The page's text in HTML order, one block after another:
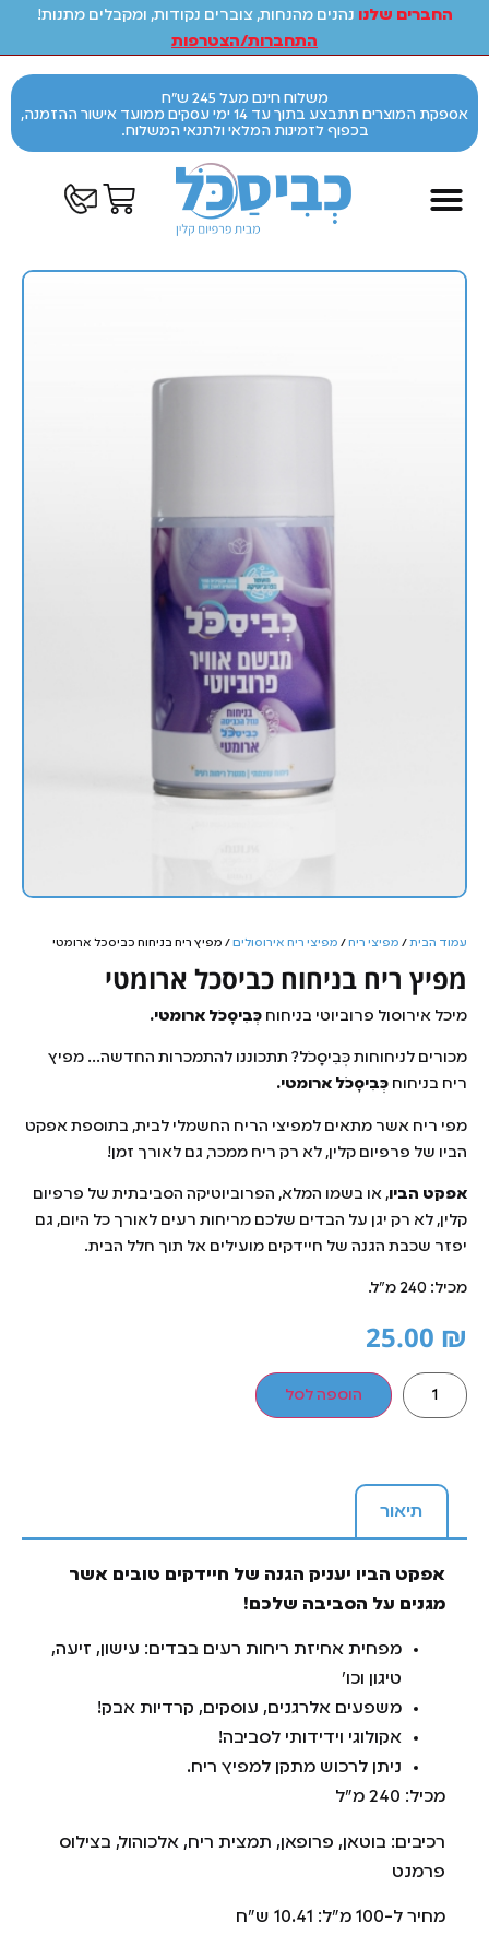
החברים שלנו נהנים מהנחות, צוברים נקודות, ומקבלים מתנות!
התחברות/הצטרפות
משלוח חינם מעל 245 ש"ח
אספקת המוצרים תתבצע בתוך עד 14 ימי עסקים ממועד אישור ההזמנה,
בכפוף לזמינות המלאי ולתנאי המשלוח.
עמוד הבית/ מפיצי ריח/ מפיצי ריח אירוסולים/ מפיץ ריח בניחוח כביסכל ארומטי
מפיץ ריח בניחוח כביסכל ארומטי
מיכל אירוסול פרוביוטי בניחוח כְּבִיסָכֹל ארומטי.
מכורים לניחוחות כְּבִיסָכֹל? תתכוננו להתמכרות החדשה… מפיץ
ריח בניחוח כְּבִיסָכֹל ארומטי.
מפי ריח אשר מתאים למפיצי הריח החשמלי לבית, בתוספת אפקט
הביו של פרפיום קלין, לא רק ריח ממכר, גם לאורך זמן!
אפקט הביו, או בשמו המלא, הפרוביוטיקה הסביבתית של פרפיום
קלין, לא רק יגן על הבדים שלכם מריחות רעים לאורך כל היום, גם
יפזר שכבת הגנה של חיידקים מועילים אל תוך חלל הבית.
מכיל: 240 מ"ל.
25.00 ₪
הוספה לסל
תיאור
אפקט הביו יעניק הגנה של חיידקים טובים אשר
מגנים על הסביבה שלכם!
מפחית אחיזת ריחות רעים בבדים: עישון, זיעה,
טיגון וכו׳
משפעים אלרגנים, עוסקים, קרדיות אבק!
אקולוגי וידידותי לסביבה!
ניתן לרכוש מתקן למפיץ ריח.
מכיל: 240 מ"ל
רכיבים: בוטאן, פרופאן, תמצית ריח, אלכוהול, בצילוס
פרמנט
מחיר ל-100 מ"ל: 10.41 ש"ח